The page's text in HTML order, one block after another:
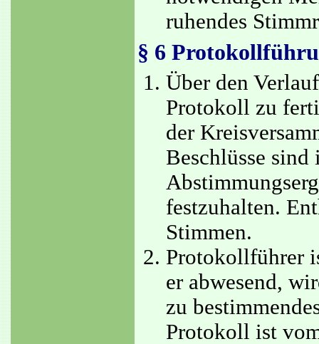
ruhendes
§ 6
Über den
Protokoll zu
der
Beschlüsse
festzuhalten.
Stimmen.
Protokollführer
er abwesend,
zu
Protokoll ist